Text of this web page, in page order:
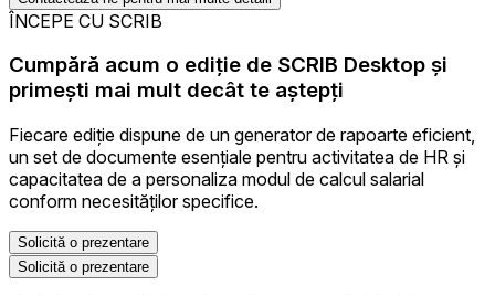
ÎNCEPE CU SCRIB
Cumpără acum o ediție de SCRIB Desktop și
primești mai mult decât te aștepți
Fiecare ediție dispune de un generator de rapoarte eficient,
un set de documente esențiale pentru activitatea de HR și
capacitatea de a personaliza modul de calcul salarial
conform necesităților specifice.
Solicită o prezentare
Solicită o prezentare